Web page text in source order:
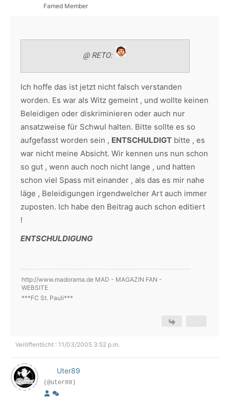
Famed Member
@ RETO:
Ich hoffe das ist jetzt nicht falsch verstanden
worden. Es war als Witz gemeint , und wollte keinen
Beleidigen oder diskriminieren oder auch nur
ansatzweise für Schwul halten. Bitte sollte es so
aufgefasst worden sein , ENTSCHULDIGT bitte , es
war nicht meine Absicht. Wir kennen uns nun schon
so gut , wenn auch noch nicht lange , und hatten
schon viel Spass mit einander , als das es mir nahe
läge , Beleidigungen irgendwelcher Art auch immer
zuposten. Ich habe den Beitrag auch schon editiert
!
ENTSCHULDIGUNG
http://www.madorama.de MAD - MAGAZIN FAN -
WEBSITE
***FC St. Pauli***
Veröffentlicht : 11/03/2005 3:52 p.m.
Uter89
(@uter89)